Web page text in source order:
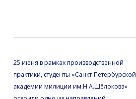
25 июня в рамках производственной
практики, студенты «Санкт-Петербурской
академии милиции им.Н.А.Щёлокова»